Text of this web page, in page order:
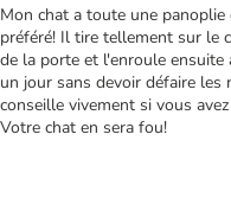
Mon chat a toute une
préféré! Il tire tellement sur le
de la porte et l'enroule ensuite
un jour sans devoir défaire
conseille vivement si vous
Votre chat en sera fou!